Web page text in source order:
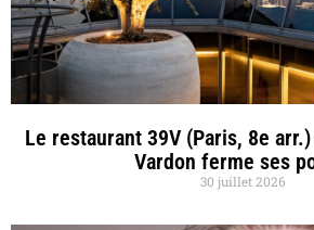
Le restaurant 39V (Paris, 8e
Vardon ferme ses
30 juillet 2026